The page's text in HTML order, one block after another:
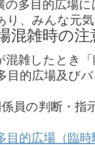
の多目的広場
り、みんな元
混雑時の注
混雑したとき
目的広場及び
員の判断・指
目的広場（臨